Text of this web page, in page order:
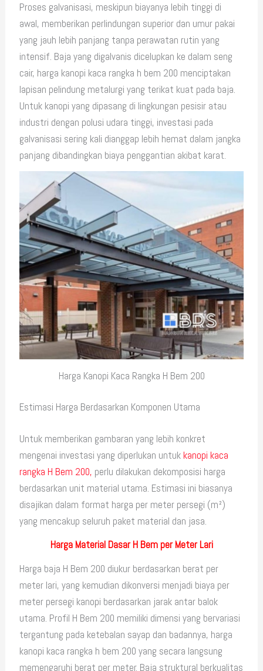
Proses galvanisasi, meskipun biayanya lebih tinggi di
awal, memberikan perlindungan superior dan umur pakai
yang jauh lebih panjang tanpa perawatan rutin yang
intensif. Baja yang digalvanis dicelupkan ke dalam seng
cair, harga kanopi kaca rangka h bem 200 menciptakan
lapisan pelindung metalurgi yang terikat kuat pada baja.
Untuk kanopi yang dipasang di lingkungan pesisir atau
industri dengan polusi udara tinggi, investasi pada
galvanisasi sering kali dianggap lebih hemat dalam jangka
panjang dibandingkan biaya penggantian akibat karat.
Harga Kanopi Kaca Rangka H Bem 200
Estimasi Harga Berdasarkan Komponen Utama
Untuk memberikan gambaran yang lebih konkret
mengenai investasi yang diperlukan untukkanopi kaca
rangka H Bem 200, perlu dilakukan dekomposisi harga
berdasarkan unit material utama. Estimasi ini biasanya
disajikan dalam format harga per meter persegi (m²)
yang mencakup seluruh paket material dan jasa.
Harga Material Dasar H Bem per Meter Lari
Harga baja H Bem 200 diukur berdasarkan berat per
meter lari, yang kemudian dikonversi menjadi biaya per
meter persegi kanopi berdasarkan jarak antar balok
utama. Profil H Bem 200 memiliki dimensi yang bervariasi
tergantung pada ketebalan sayap dan badannya, harga
kanopi kaca rangka h bem 200 yang secara langsung
memengaruhi berat per meter. Baja struktural berkualitas